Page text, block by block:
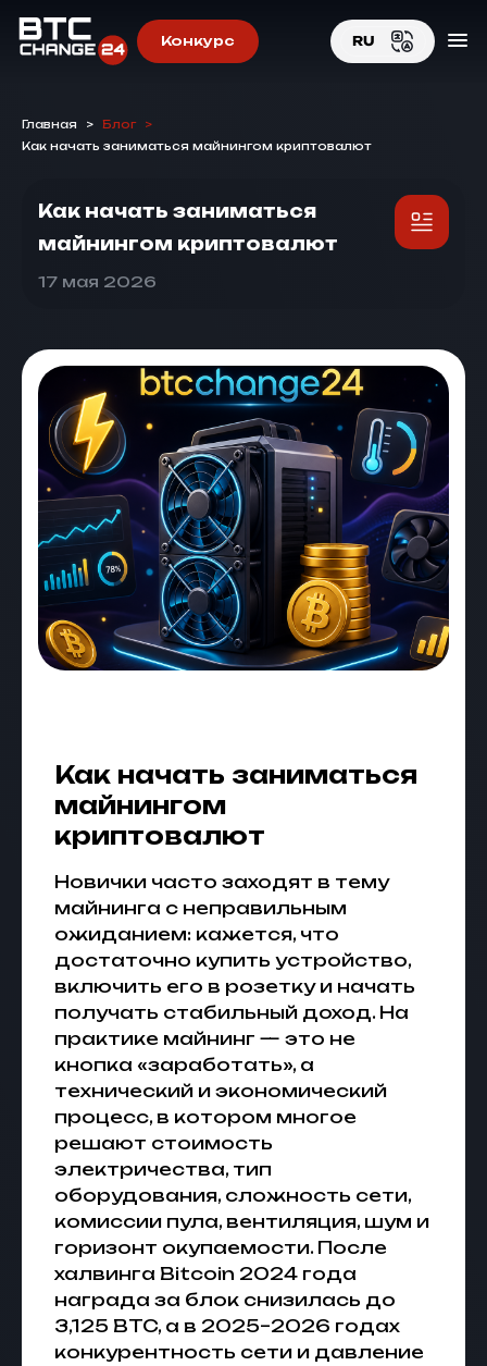
Конкурс RU
RU
Главная > Блог
>
Как начать заниматься майнингом криптовалют
Как начать заниматься
майнингом криптовалют
17 мая 2026
Как начать заниматься
майнингом
криптовалют
Новички часто заходят в тему
майнинга с неправильным
ожиданием: кажется, что
достаточно купить устройство,
включить его в розетку и начать
получать стабильный доход. На
практике майнинг — это не
кнопка «заработать», а
технический и экономический
процесс, в котором многое
решают стоимость
электричества, тип
оборудования, сложность сети,
комиссии пула, вентиляция, шум и
горизонт окупаемости. После
халвинга Bitcoin 2024 года
награда за блок снизилась до
3,125 BTC, а в 2025–2026 годах
конкурентность сети и давление